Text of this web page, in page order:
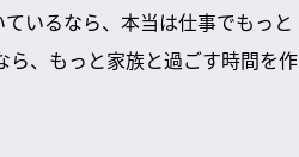
いるなら、本当は仕事でもっと
、もっと家族と過ごす時間を作